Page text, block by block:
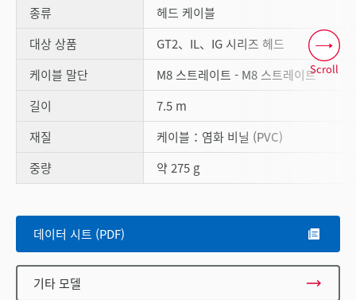
종류
헤드 케이블
대상 상품
GT2、IL、IG 시리즈 헤드
케이블 말단
M8 스트레이트 - M8 스트레이트
길이
7.5 m
재질
케이블：염화 비닐 (PVC)
중량
약 275 g
Scroll
데이터 시트 (PDF)
기타 모델